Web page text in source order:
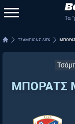
Τα
ΤΣΑΜΠΙΟΝΣ ΛΙΓΚ
ΜΠΟΡΑΤΣ